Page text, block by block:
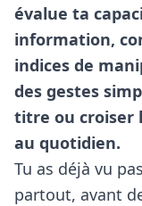
évalue ta
information,
indices de
des gestes
titre ou croiser
au quotidien.
Tu as déjà vu
partout, avant